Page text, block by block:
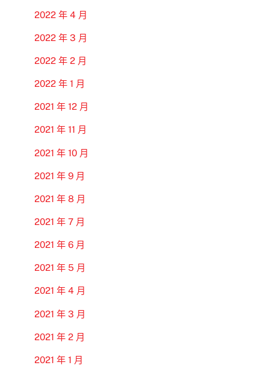
2022 年 4 月
2022 年 3 月
2022 年 2 月
2022 年 1 月
2021 年 12 月
2021 年 11 月
2021 年 10 月
2021 年 9 月
2021 年 8 月
2021 年 7 月
2021 年 6 月
2021 年 5 月
2021 年 4 月
2021 年 3 月
2021 年 2 月
2021 年 1 月